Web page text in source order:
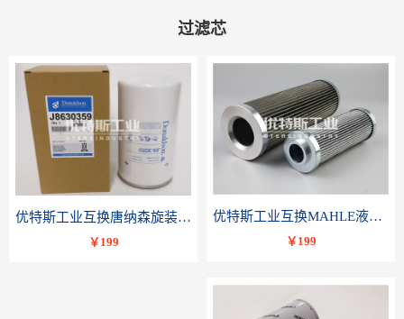
过滤芯
优特斯工业互换唐纳森旋装滤芯J8630359
￥199
优特斯工业互换MAHLE液压滤芯PI 3230 PSV ST 10 PI3230SMXVST10
￥199